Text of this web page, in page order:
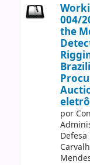
004/
the
por
Defesa